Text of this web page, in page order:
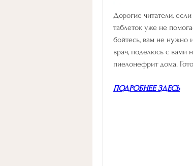
Дорогие читатели,
таблеток уже не
бойтесь, вам не нужно
врач, поделюсь с вами
пиелонефрит дома.
ПОДРОБНЕЕ ЗДЕСЬ